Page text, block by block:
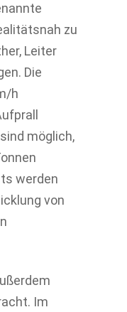
zu
Leiter
Die
h
möglich,
werden
von
Im